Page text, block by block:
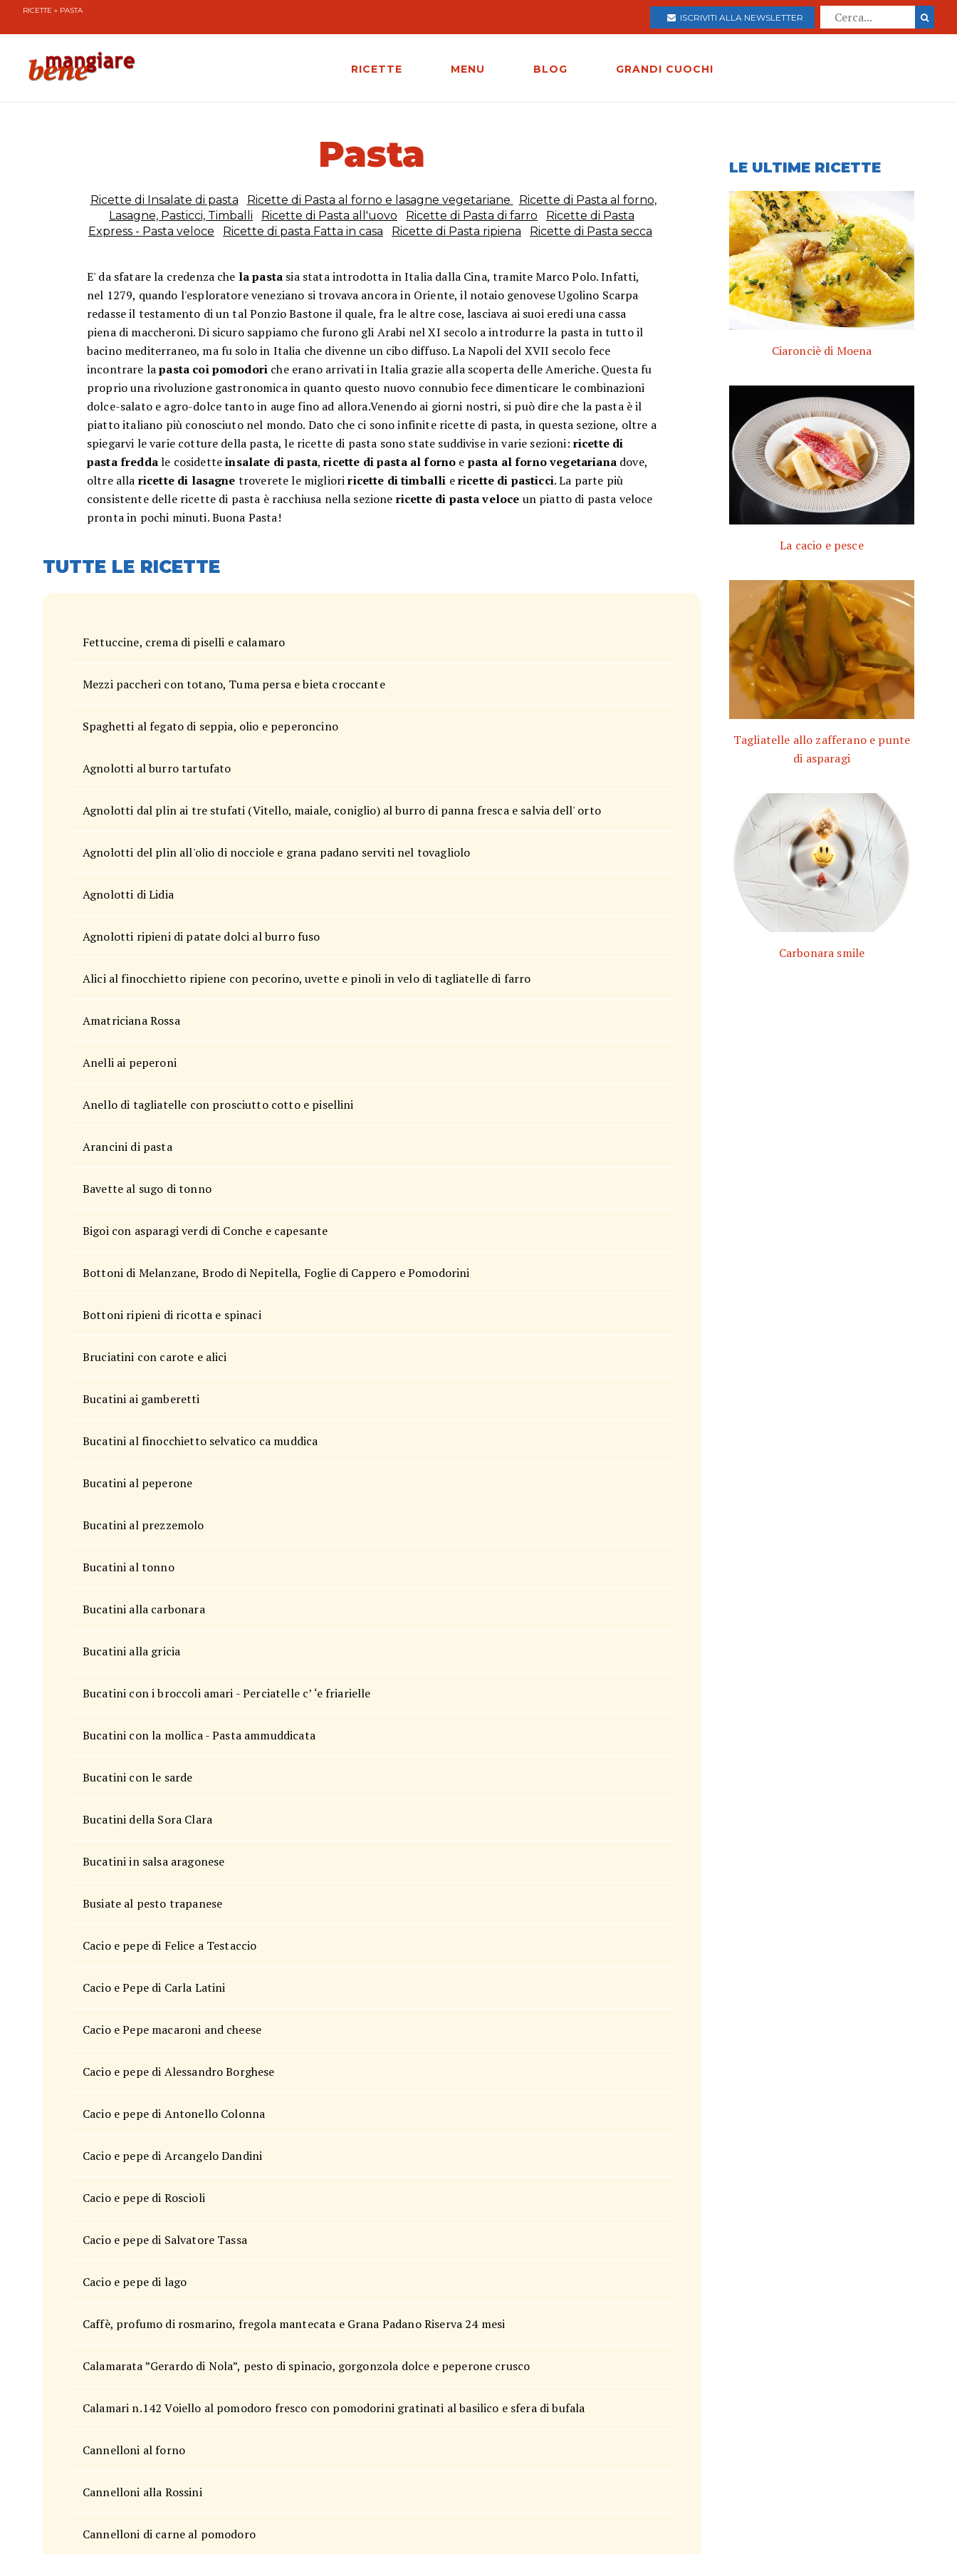
RICETTE » PASTA
ISCRIVITI ALLA NEWSLETTER
RICETTE MENU BLOG GRANDI CUOCHI
Pasta
Ricette di Insalate di pasta Ricette di Pasta al forno e lasagne vegetariane
Ricette di Pasta al forno,
Lasagne, Pasticci, Timballi
Ricette di Pasta all'uovo Ricette di Pasta di farro
Ricette di Pasta
Express - Pasta veloce
Ricette di pasta Fatta in casa Ricette di Pasta ripiena Ricette di Pasta secca
E' da sfatare la credenza che la pasta sia stata introdotta in Italia dalla Cina, tramite Marco Polo. Infatti,
nel 1279, quando l'esploratore veneziano si trovava ancora in Oriente, il notaio genovese Ugolino Scarpa
redasse il testamento di un tal Ponzio Bastone il quale, fra le altre cose, lasciava ai suoi eredi una cassa
piena di maccheroni. Di sicuro sappiamo che furono gli Arabi nel XI secolo a introdurre la pasta in tutto il
bacino mediterraneo, ma fu solo in Italia che divenne un cibo diffuso. La Napoli del XVII secolo fece
incontrare lapasta coi pomodori che erano arrivati in Italia grazie alla scoperta delle Americhe. Questa fu
proprio una rivoluzione gastronomica in quanto questo nuovo connubio fece dimenticare le combinazioni
dolce-salato e agro-dolce tanto in auge fino ad allora.Venendo ai giorni nostri, si può dire che la pasta è il
piatto italiano più conosciuto nel mondo. Dato che ci sono infinite ricette di pasta, in questa sezione, oltre a
spiegarvi le varie cotture della pasta, le ricette di pasta sono state suddivise in varie sezioni: ricette di
pasta freddale cosidetteinsalate di pasta,ricette di pasta al forno e pasta al forno vegetarianadove,
oltre alla ricette di lasagne troverete le miglioriricette di timballi ericette di pasticci. La parte più
consistente delle ricette di pasta è racchiusa nella sezione ricette di pasta veloce un piatto di pasta veloce
pronta in pochi minuti. Buona Pasta!
TUTTE LE RICETTE
Fettuccine, crema di piselli e calamaro
Mezzi paccheri con totano, Tuma persa e bieta croccante
Spaghetti al fegato di seppia, olio e peperoncino
Agnolotti al burro tartufato
Agnolotti dal plin ai tre stufati (Vitello, maiale, coniglio) al burro di panna fresca e salvia dell' orto
Agnolotti del plin all'olio di nocciole e grana padano serviti nel tovagliolo
Agnolotti di Lidia
Agnolotti ripieni di patate dolci al burro fuso
Alici al finocchietto ripiene con pecorino, uvette e pinoli in velo di tagliatelle di farro
Amatriciana Rossa
Anelli ai peperoni
Anello di tagliatelle con prosciutto cotto e pisellini
Arancini di pasta
Bavette al sugo di tonno
Bigoi con asparagi verdi di Conche e capesante
Bottoni di Melanzane, Brodo di Nepitella, Foglie di Cappero e Pomodorini
Bottoni ripieni di ricotta e spinaci
Bruciatini con carote e alici
Bucatini ai gamberetti
Bucatini al finocchietto selvatico ca muddica
Bucatini al peperone
Bucatini al prezzemolo
Bucatini al tonno
Bucatini alla carbonara
Bucatini alla gricia
Bucatini con i broccoli amari - Perciatelle c’ ‘e friarielle
Bucatini con la mollica - Pasta ammuddicata
Bucatini con le sarde
Bucatini della Sora Clara
Bucatini in salsa aragonese
Busiate al pesto trapanese
Cacio e pepe di Felice a Testaccio
Cacio e Pepe di Carla Latini
Cacio e Pepe macaroni and cheese
Cacio e pepe di Alessandro Borghese
Cacio e pepe di Antonello Colonna
Cacio e pepe di Arcangelo Dandini
Cacio e pepe di Roscioli
Cacio e pepe di Salvatore Tassa
Cacio e pepe di lago
Caffè, profumo di rosmarino, fregola mantecata e Grana Padano Riserva 24 mesi
Calamarata ”Gerardo di Nola”, pesto di spinacio, gorgonzola dolce e peperone crusco
Calamari n.142 Voiello al pomodoro fresco con pomodorini gratinati al basilico e sfera di bufala
Cannelloni al forno
Cannelloni alla Rossini
Cannelloni di carne al pomodoro
LE ULTIME RICETTE
Ciaronciè di Moena
La cacio e pesce
Tagliatelle allo zafferano e punte
di asparagi
Carbonara smile